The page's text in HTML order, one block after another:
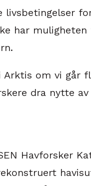
livsbetingelser
har muligheten
Arktis om vi går
dra nytte
Havforsker